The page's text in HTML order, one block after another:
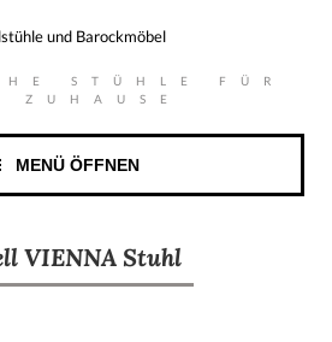
STÜHLE FÜR
ZUHAUSE
MENÜ ÖFFNEN
VIENNA Stuhl